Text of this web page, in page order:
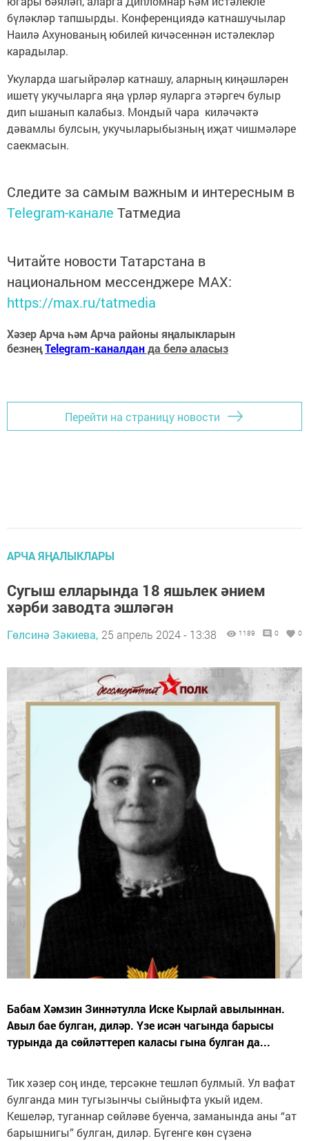
бүләкләр тапшырды. Конференциядә катнашучылар
Наилә Ахунованың юбилей кичәсеннән истәлекләр
карадылар.
Укуларда шагыйрәләр катнашу, аларның киңәшләрен
ишетү укучыларга яңа үрләр яуларга этәргеч булыр
дип ышанып калабыз. Мондый чара киләчәктә
дәвамлы булсын, укучыларыбызның иҗат чишмәләре
саекмасын.
Следите за самым важным и интересным в
Telegram-канале Татмедиа
Читайте новости Татарстана в
национальном мессенджере MАХ:
https://max.ru/tatmedia
Хәзер Арча һәм Арча районы яңалыкларын
безнеңTelegram-каналданда белә аласыз
Перейти на страницу новости
АРЧА ЯҢАЛЫКЛАРЫ
Сугыш елларында 18 яшьлек әнием
хәрби заводта эшләгән
Гөлсинә Зәкиева, 25 апрель 2024 - 13:38 1189 0 0
Бабам Хәмзин Зиннәтулла Иске Кырлай авылыннан.
Авыл бае булган, диләр. Үзе исән чагында барысы
турында да сөйләттереп каласы гына булган да...
Тик хәзер соң инде, терсәкне тешләп булмый. Ул вафат
булганда мин тугызынчы сыйныфта укый идем.
Кешеләр, туганнар сөйләве буенча, заманында аны “ат
барышнигы” булган, диләр. Бүгенге көн сүзенә